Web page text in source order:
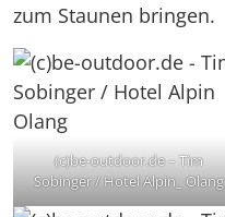
zum Staunen bringen.
(c)be-outdoor.de – Tim
Sobinger / Hotel Alpin_ Olang